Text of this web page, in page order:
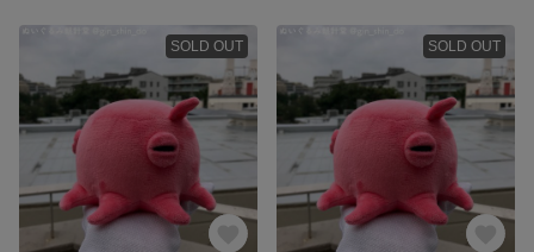
SOLD OUT SOLD OUT